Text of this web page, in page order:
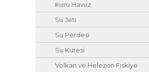
Kuru Havuz
Su Jeti
Su Perdesi
Su Küresi
Volkan ve Helezon Fıskiye